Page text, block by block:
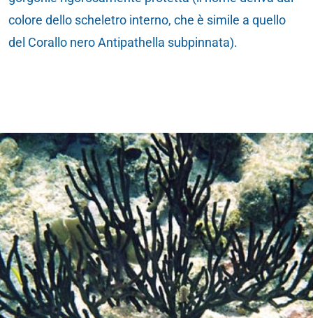
colore dello scheletro interno, che è simile a quello
del Corallo nero Antipathella subpinnata).